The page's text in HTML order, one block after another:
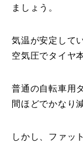
ましょう。
気温が安定して
空気圧でタイヤ
普通の自転車用
間ほどでかなり
しかし、ファッ